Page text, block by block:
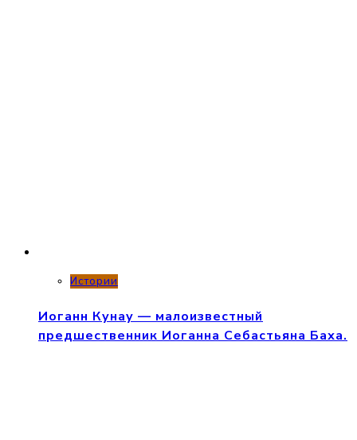
Истории
Иоганн Кунау — малоизвестный
предшественник Иоганна Себастьяна Баха.